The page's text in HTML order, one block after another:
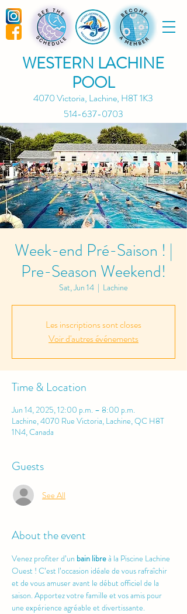
WESTERN LACHINE
POOL
4070 Victoria, Lachine, H8T 1K3
514-637-0703
Week-end Pré-Saison ! |
Pre-Season Weekend!
Sat, Jun 14
  |
Lachine
Les inscriptions sont closes
Voir d'autres événements
Time & Location
Jun 14, 2025, 12:00 p.m. – 8:00 p.m.
Lachine, 4070 Rue Victoria, Lachine, QC H8T
1N4, Canada
Guests
See All
About the event
Venez profiter d’un bain libre à la Piscine Lachine
Ouest ! C’est l’occasion idéale de vous rafraîchir
et de vous amuser avant le début officiel de la
saison. Apportez votre famille et vos amis pour
une expérience agréable et divertissante.